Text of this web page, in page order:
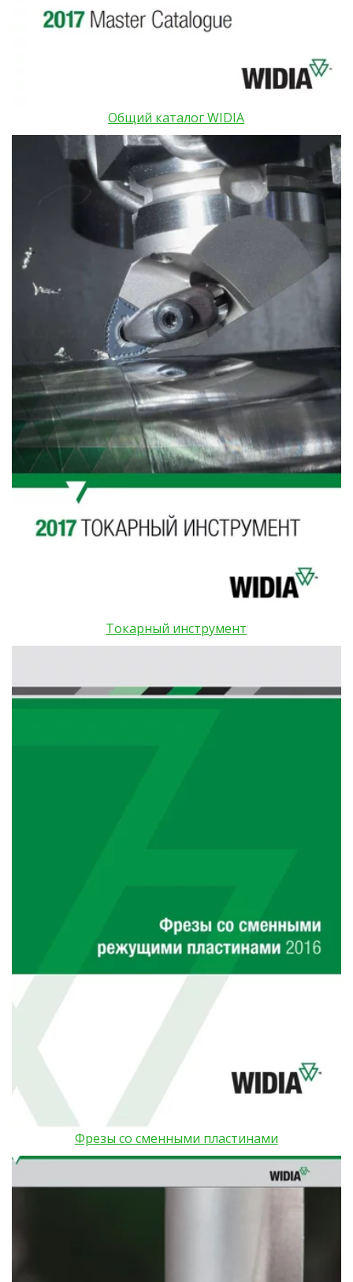
Общий каталог WIDIA
Токарный инструмент
Фрезы со сменными пластинами